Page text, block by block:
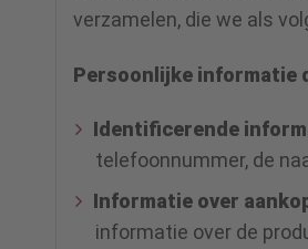
verzamelen, die we als
Persoonlijke informatie
Identificerende
telefoonnummer, de
Informatie over
informatie over de